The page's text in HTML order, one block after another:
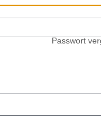
Passwort